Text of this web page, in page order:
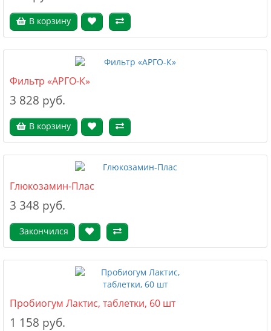
В корзину
Фильтр «АРГО-К»
3 828 руб.
В корзину
Глюкозамин-Плас
3 348 руб.
Закончился
Пробиогум Лактис, таблетки, 60 шт
1 158 руб.